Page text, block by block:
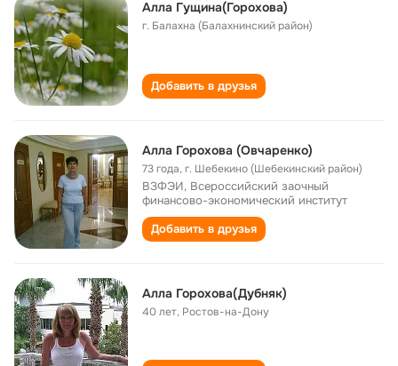
Алла Гущина(Горохова)
г. Балахна (Балахнинский район)
Добавить в друзья
Алла Горохова (Овчаренко)
73 года,г. Шебекино (Шебекинский район)
ВЗФЭИ, Всероссийский заочный
финансово-экономический институт
Добавить в друзья
Алла Горохова(Дубняк)
40 лет, Ростов-на-Дону